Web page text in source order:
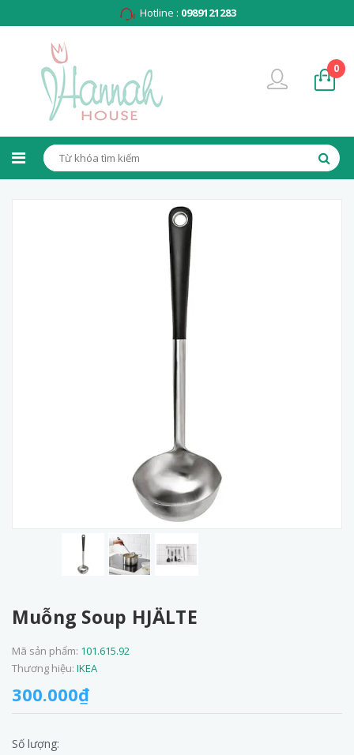
Hotline : 0989121283
0
Muỗng Soup HJÄLTE
Mã sản phẩm: 101.615.92
Thương hiệu: IKEA
300.000₫
Số lượng: